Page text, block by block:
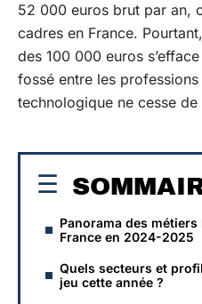
52 000 euros brut par an,
cadres en France.
des 100 000 euros
fossé entre les professions
technologique ne cesse de
Panorama des
France en 2024-2025
Quels secteurs et
jeu cette année ?